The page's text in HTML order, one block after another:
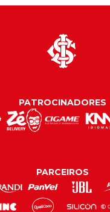
PATROCINADORES
PARCEIROS